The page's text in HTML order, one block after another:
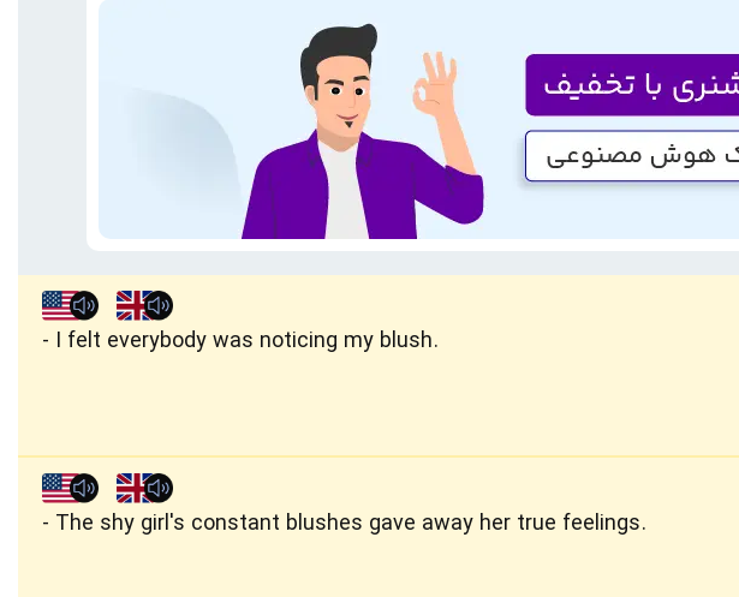
I felt everybody was noticing my blush.
The shy girl's constant blushes gave away her true feelings.